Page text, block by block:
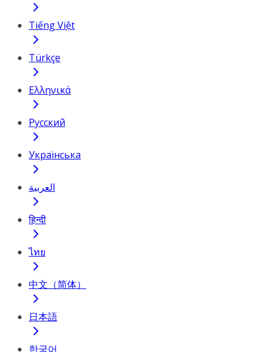
Tiếng Việt
Türkçe
Ελληνικά
Русский
Українська
العربية
हिन्दी
ไทย
中文（简体）
日本語
한국어